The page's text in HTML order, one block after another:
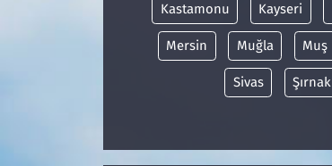
Kastamonu Kayseri
Mersin Muğla Muş
Sivas Şırnak